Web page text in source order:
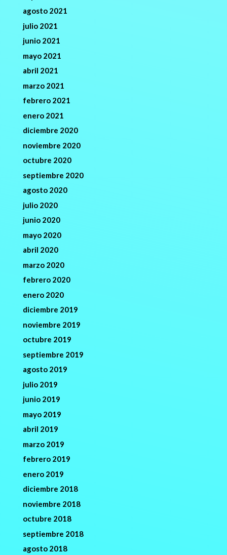
agosto 2021
julio 2021
junio 2021
mayo 2021
abril 2021
marzo 2021
febrero 2021
enero 2021
diciembre 2020
noviembre 2020
octubre 2020
septiembre 2020
agosto 2020
julio 2020
junio 2020
mayo 2020
abril 2020
marzo 2020
febrero 2020
enero 2020
diciembre 2019
noviembre 2019
octubre 2019
septiembre 2019
agosto 2019
julio 2019
junio 2019
mayo 2019
abril 2019
marzo 2019
febrero 2019
enero 2019
diciembre 2018
noviembre 2018
octubre 2018
septiembre 2018
agosto 2018